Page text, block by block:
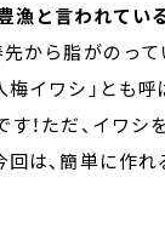
と言われている
から脂がのっ
梅イワシ」とも
！ただ、イワ
は、簡単に作